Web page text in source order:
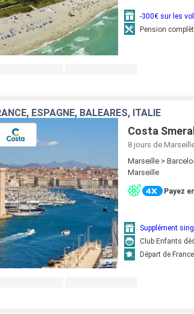
-300€ sur les
Pension
ESPAGNE, BALÉARES, ITALIE
Costa
8 jours de
Marseille >
Marseille
Payez
Supplément
Club Enfants
Départ de France